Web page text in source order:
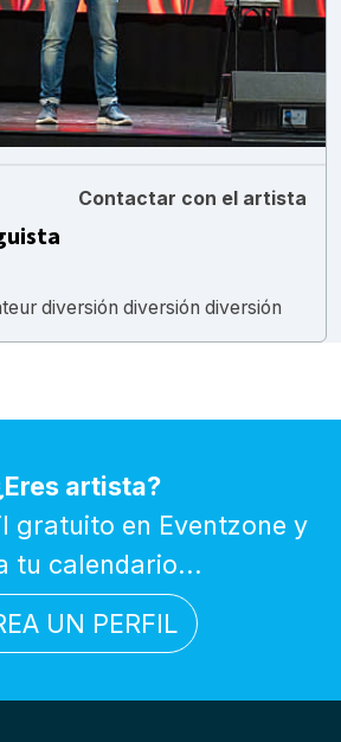
Contactar con el artista
diversión diversión diversión
artista?
gratuito en Eventzone y
tu calendario...
UN PERFIL